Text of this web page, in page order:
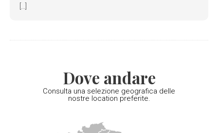
[...]
Dove andare
Consulta una selezione geografica delle
nostre location preferite.